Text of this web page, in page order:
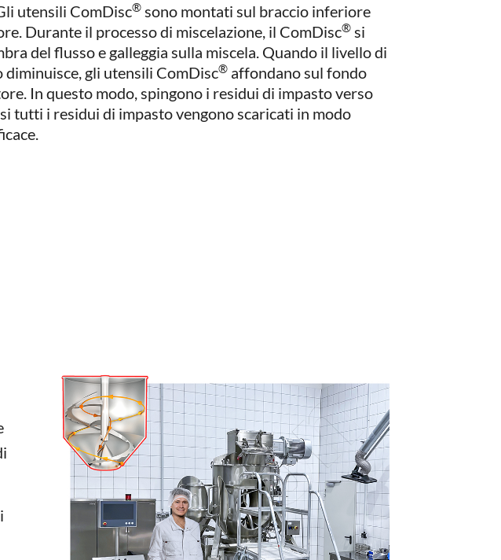
utensili ComDisc® sono montati sul braccio inferiore
Durante il processo di miscelazione, il ComDisc® si
del flusso e galleggia sulla miscela. Quando il livello di
diminuisce, gli utensili ComDisc® affondano sul fondo
In questo modo, spingono i residui di impasto verso
tutti i residui di impasto vengono scaricati in modo